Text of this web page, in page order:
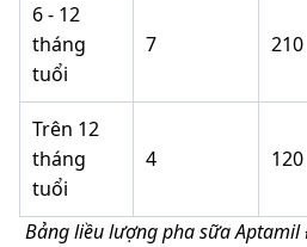
6 - 12
tháng
tuổi
7 210
Trên 12
tháng
tuổi
4 120
Bảng liều lượng pha sữa